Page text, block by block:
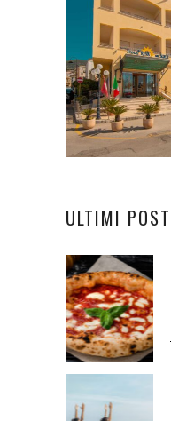
ULTIMI POST